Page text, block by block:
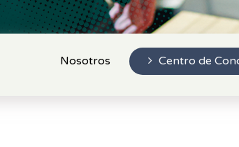
Nosotros Centro de